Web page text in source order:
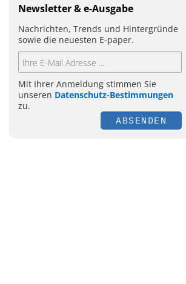
Newsletter & e-Ausgabe
Nachrichten, Trends und Hintergründe
sowie die neuesten E-paper.
Mit Ihrer Anmeldung stimmen Sie
unseren Datenschutz-Bestimmungen
zu.
ABSENDEN